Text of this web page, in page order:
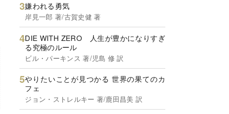
嫌われる勇気
岸見一郎 著/古賀史健 著
DIE WITH ZERO 人生が豊かになりすぎ
る究極のルール
ビル・パーキンス 著/児島 修 訳
やりたいことが見つかる 世界の果てのカ
フェ
ジョン・ストレルキー 著/鹿田昌美 訳